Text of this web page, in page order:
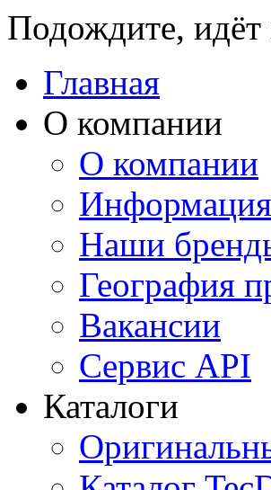
Подождите, идёт
Главная
О компании
О компании
Наши
География
Вакансии
Сервис API
Каталоги